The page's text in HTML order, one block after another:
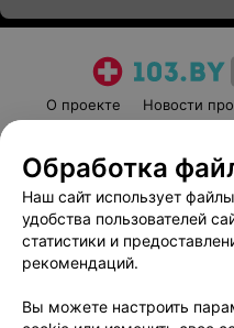
О проекте Новости
Пользовательское
Вакансии
Написать
Обработка
Обработка
Наш сайт использует
удобства пользователей
статистики и
рекомендаций.
Вы можете настроить